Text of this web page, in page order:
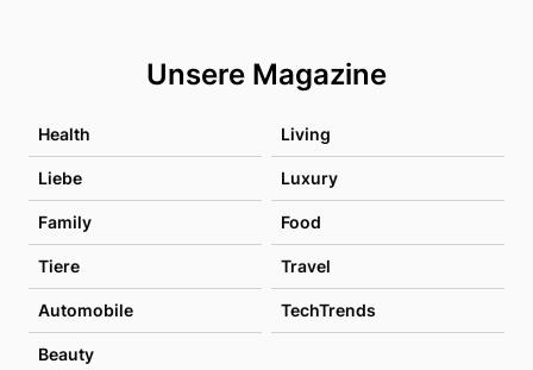
Unsere Magazine
Health Living
Liebe Luxury
Family Food
Tiere Travel
Automobile TechTrends
Beauty